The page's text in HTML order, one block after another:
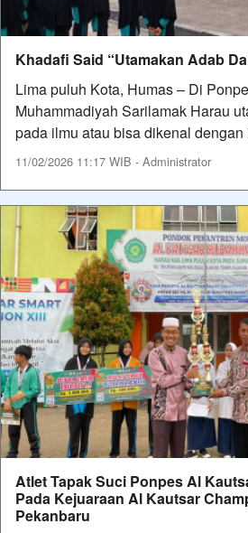
Khadafi Said “Utamakan Adab
Lima puluh Kota, Humas – Di
Muhammadiyah Sarilamak Harau
pada ilmu atau bisa dikenal dengan
11/02/2026 11:17 WIB - Administrator
Atlet Tapak Suci Ponpes Al
Pada Kejuaraan Al Kautsar
Pekanbaru